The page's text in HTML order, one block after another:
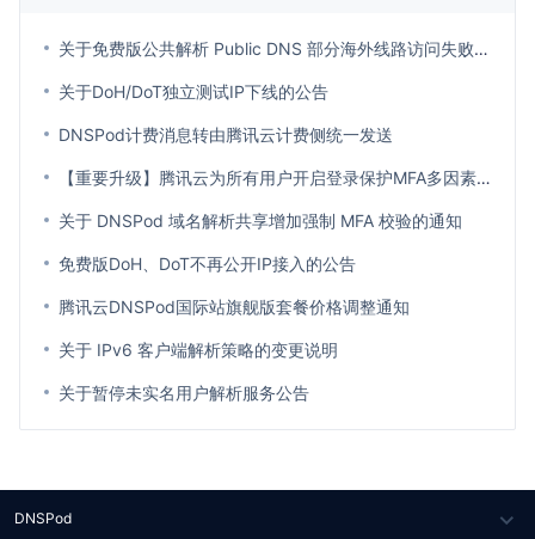
关于免费版公共解析 Public DNS 部分海外线路访问失败的公告
关于DoH/DoT独立测试IP下线的公告
DNSPod计费消息转由腾讯云计费侧统一发送
【重要升级】腾讯云为所有用户开启登录保护MFA多因素认证通知
关于 DNSPod 域名解析共享增加强制 MFA 校验的通知
免费版DoH、DoT不再公开IP接入的公告
腾讯云DNSPod国际站旗舰版套餐价格调整通知
关于 IPv6 客户端解析策略的变更说明
关于暂停未实名用户解析服务公告
DNSPod